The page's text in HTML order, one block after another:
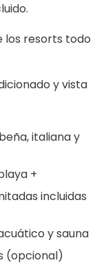
los resorts todo
y vista
italiana y
+
incluidas
y sauna
(opcional)